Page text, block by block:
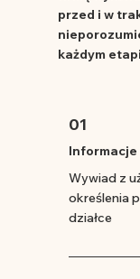
przed i w
każdym
01
Informacje
Wywiad z
określenia
działce